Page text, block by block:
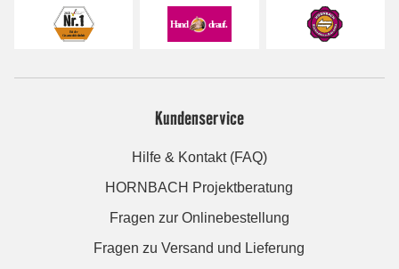
Kundenservice
Hilfe & Kontakt (FAQ)
HORNBACH Projektberatung
Fragen zur Onlinebestellung
Fragen zu Versand und Lieferung